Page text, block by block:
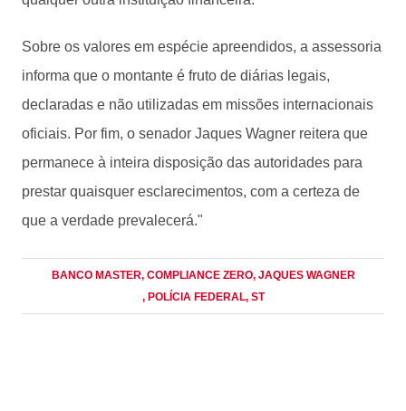
Sobre os valores em espécie apreendidos, a assessoria
informa que o montante é fruto de diárias legais,
declaradas e não utilizadas em missões internacionais
oficiais. Por fim, o senador Jaques Wagner reitera que
permanece à inteira disposição das autoridades para
prestar quaisquer esclarecimentos, com a certeza de
que a verdade prevalecerá."
BANCO MASTER, COMPLIANCE ZERO, JAQUES WAGNER
, POLÍCIA FEDERAL, ST